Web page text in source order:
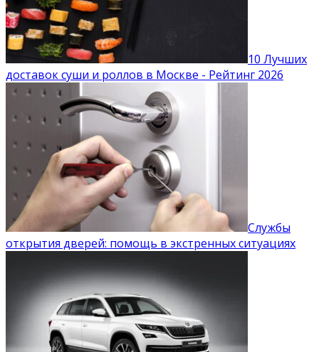
10 Лучших
доставок суши и роллов в Москве - Рейтинг 2026
Службы
открытия дверей: помощь в экстренных ситуациях